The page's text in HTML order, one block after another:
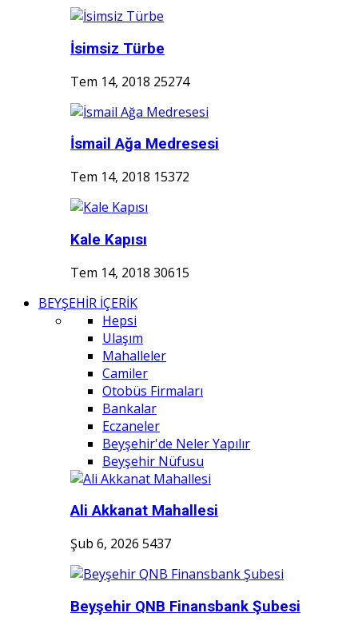
İsimsiz Türbe
Tem 14, 2018 25274
İsmail Ağa Medresesi
Tem 14, 2018 15372
Kale Kapısı
Tem 14, 2018 30615
BEYŞEHİR İÇERİK
Hepsi
Ulaşım
Mahalleler
Camiler
Otobüs Firmaları
Bankalar
Eczaneler
Beyşehir'de Neler Yapılır
Beyşehir Nüfusu
Ali Akkanat Mahallesi
Şub 6, 2026 5437
Beyşehir QNB Finansbank Şubesi